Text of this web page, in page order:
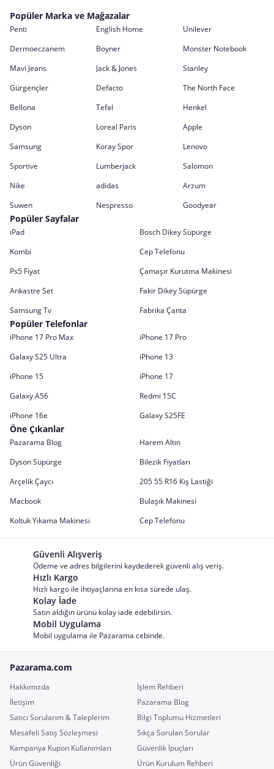
Popüler Marka ve Mağazalar
Penti English Home
Unilever
Dermoeczanem
Boyner
Monster Notebook
Mavi Jeans
Jack & Jones
Stanley
Gürgençler
Defacto
The North Face
Bellona
Tefal
Henkel
Dyson
Loreal Paris
Apple
Samsung
Koray Spor
Lenovo
Sportive
Lumberjack
Salomon
Nike
adidas
Arzum
Suwen
Nespresso Goodyear
Popüler Sayfalar
iPad
Bosch Dikey Süpürge
Kombi
Cep Telefonu
Ps5 Fiyat
Çamaşır Kurutma Makinesi
Ankastre Set
Fakir Dikey Süpürge
Samsung Tv
Fabrika Çanta
Popüler Telefonlar
iPhone 17 Pro Max
iPhone 17 Pro
Galaxy S25 Ultra
iPhone 13
iPhone 15
iPhone 17
Galaxy A56
Redmi 15C
iPhone 16e
Galaxy S25FE
Öne Çıkanlar
Pazarama Blog
Harem Altın
Dyson Süpürge
Bilezik Fiyatları
Arçelik Çaycı
205 55 R16 Kış Lastiği
Macbook
Bulaşık Makinesi
Koltuk Yıkama Makinesi
Cep Telefonu
Güvenli Alışveriş
Ödeme ve adres bilgilerini kaydederek güvenli alış veriş.
Hızlı Kargo
Hızlı kargo ile ihtiyaçlarına en kısa sürede ulaş.
Kolay İade
Satın aldığın ürünü kolay iade edebilirsin.
Mobil Uygulama
Mobil uygulama ile Pazarama cebinde.
Pazarama.com
Hakkımızda
İşlem Rehberi
İletişim
Pazarama Blog
Satıcı Sorularım & Taleplerim
Bilgi Toplumu Hizmetleri
Mesafeli Satış Sözleşmesi
Sıkça Sorulan Sorular
Kampanya Kupon Kullanımları
Güvenlik İpuçları
Ürün Güvenliği
Ürün Kurulum Rehberi